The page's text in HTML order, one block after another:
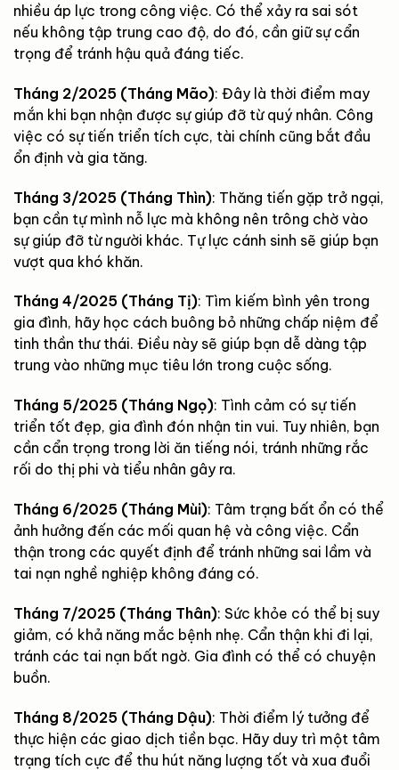
nhiều áp lực trong công việc. Có thể xảy ra sai sót
nếu không tập trung cao độ, do đó, cần giữ sự cẩn
trọng để tránh hậu quả đáng tiếc.
Tháng 2/2025 (Tháng Mão): Đây là thời điểm may
mắn khi bạn nhận được sự giúp đỡ từ quý nhân. Công
việc có sự tiến triển tích cực, tài chính cũng bắt đầu
ổn định và gia tăng.
Tháng 3/2025 (Tháng Thìn): Thăng tiến gặp trở ngại,
bạn cần tự mình nỗ lực mà không nên trông chờ vào
sự giúp đỡ từ người khác. Tự lực cánh sinh sẽ giúp bạn
vượt qua khó khăn.
Tháng 4/2025 (Tháng Tị): Tìm kiếm bình yên trong
gia đình, hãy học cách buông bỏ những chấp niệm để
tinh thần thư thái. Điều này sẽ giúp bạn dễ dàng tập
trung vào những mục tiêu lớn trong cuộc sống.
Tháng 5/2025 (Tháng Ngọ): Tình cảm có sự tiến
triển tốt đẹp, gia đình đón nhận tin vui. Tuy nhiên, bạn
cần cẩn trọng trong lời ăn tiếng nói, tránh những rắc
rối do thị phi và tiểu nhân gây ra.
Tháng 6/2025 (Tháng Mùi): Tâm trạng bất ổn có thể
ảnh hưởng đến các mối quan hệ và công việc. Cẩn
thận trong các quyết định để tránh những sai lầm và
tai nạn nghề nghiệp không đáng có.
Tháng 7/2025 (Tháng Thân): Sức khỏe có thể bị suy
giảm, có khả năng mắc bệnh nhẹ. Cẩn thận khi đi lại,
tránh các tai nạn bất ngờ. Gia đình có thể có chuyện
buồn.
Tháng 8/2025 (Tháng Dậu): Thời điểm lý tưởng để
thực hiện các giao dịch tiền bạc. Hãy duy trì một tâm
trạng tích cực để thu hút năng lượng tốt và xua đuổi